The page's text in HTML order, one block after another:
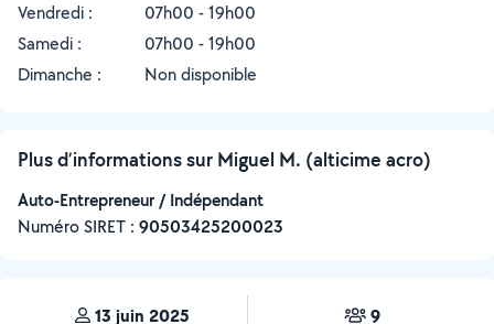
Vendredi :
07h00 - 19h00
Samedi :
07h00 - 19h00
Dimanche :
Non disponible
Plus d’informations sur Miguel M. (alticime acro)
Auto-Entrepreneur / Indépendant
Numéro SIRET : ‍90503425200023
13 juin 2025 9